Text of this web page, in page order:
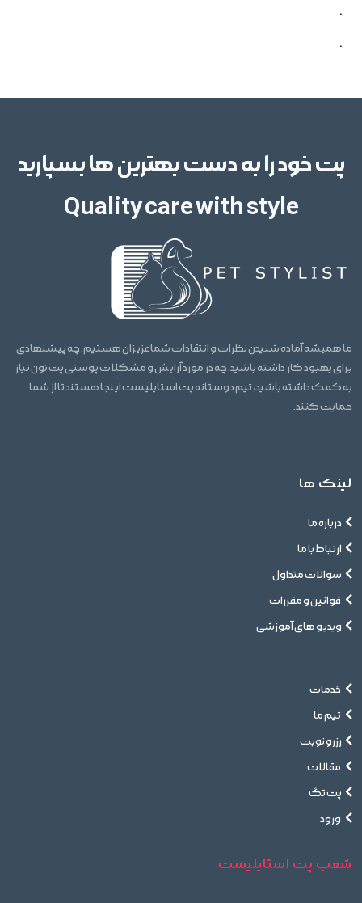
.
.
پت خود را به دست بهترین ها بسپارید
Quality care with style
ما همیشه آماده شنیدن نظرات و انتقادات شما عزیزان هستیم. چه پیشنهادی
برای بهبود کار داشته باشید، چه در مورد آرایش و مشکلات پوستی پت تون نیاز
به کمک داشته باشید، تیم دوستانه پت استایلیست اینجا هستند تا از شما
حمایت کنند.
لینک ها
درباره ما
ارتباط با ما
سوالات متداول
قوانین و مقررات
ویدیو های آموزشی
خدمات
تیم ما
رزرو نوبت
مقالات
پت تگ
ورود
شعب پت استایلیست